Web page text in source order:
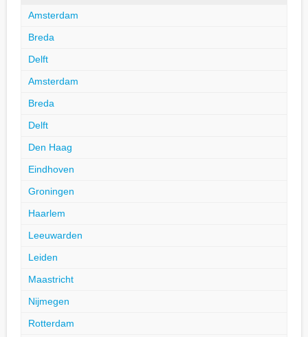
Amsterdam
Breda
Delft
Amsterdam
Breda
Delft
Den Haag
Eindhoven
Groningen
Haarlem
Leeuwarden
Leiden
Maastricht
Nijmegen
Rotterdam